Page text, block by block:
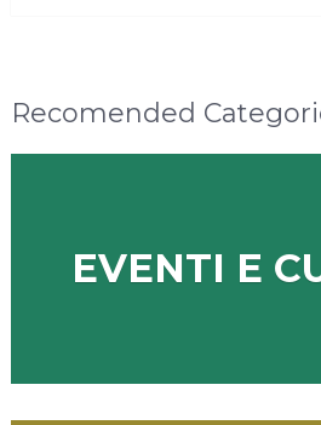
Recomended
EVENTI E